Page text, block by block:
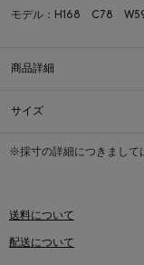
モデル：H168 C78
商品詳細
サイズ
※採寸の詳細につきまして
送料について
配送について